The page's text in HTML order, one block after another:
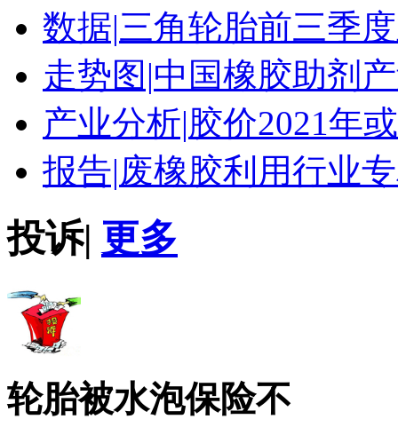
数据|三角轮胎前三季
走势图|中国橡胶助剂
产业分析|胶价2021年
报告|废橡胶利用行业
投诉| 更多
轮胎被水泡保险不